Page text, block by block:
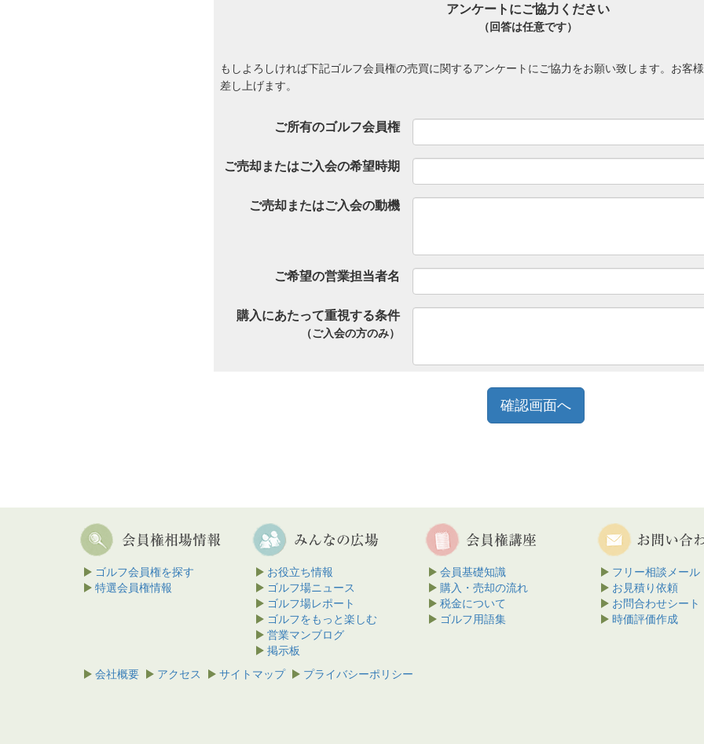
アンケートにご協力ください
（回答は任意です）
もしよろしければ下記ゴルフ会員権の売買に関するアンケートにご協力をお願い致します。お客
差し上げます。
ご所有のゴルフ会員権
ご売却またはご入会の希望時期
ご売却またはご入会の動機
ご希望の営業担当者名
購入にあたって重視する条件
（ご入会の方のみ）
ゴルフ会員権を探す
特選会員権情報
お役立ち情報
ゴルフ場ニュース
ゴルフ場レポート
ゴルフをもっと楽しむ
営業マンブログ
掲示板
会員基礎知識
購入・売却の流れ
税金について
ゴルフ用語集
フリー相談メール
お見積り依頼
お問合わせシート
時価評価作成
会社概要 アクセス サイトマップ プライバシーポリシー